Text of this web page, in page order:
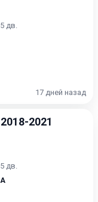
дв.
17 дней назад
2021
дв.